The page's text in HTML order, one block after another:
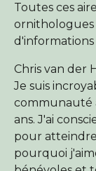
Toutes ces
ornithologues
d'informations
Chris van der
Je suis
communauté
ans. J'ai
pour atteindre
pourquoi